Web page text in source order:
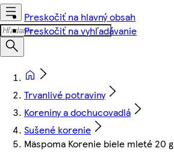
Preskočiť na hlavný obsah
Preskočiť na vyhľadávanie
Trvanlivé potraviny
Koreniny a dochucovadlá
Sušené korenie
Mäspoma Korenie biele mleté 20 g